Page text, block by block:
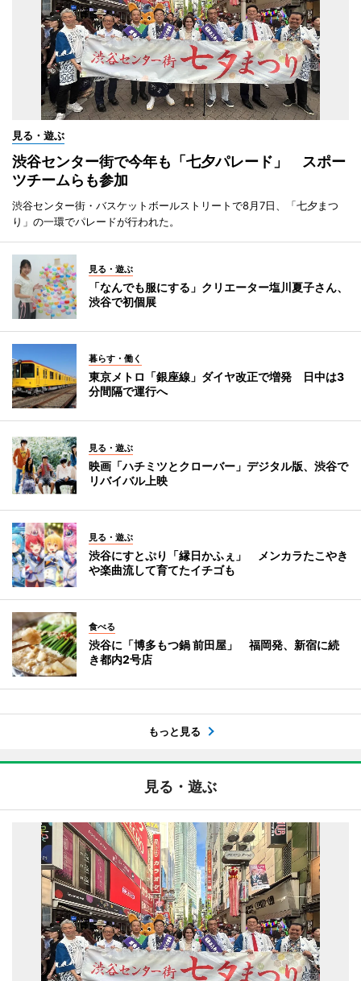
見る・遊ぶ
渋谷センター街で今年も「七夕パレード」 スポー
ツチームらも参加
渋谷センター街・バスケットボールストリートで8月7日、「七夕まつ
り」の一環でパレードが行われた。
見る・遊ぶ
「なんでも服にする」クリエーター塩川夏子さん、
渋谷で初個展
暮らす・働く
東京メトロ「銀座線」ダイヤ改正で増発 日中は3
分間隔で運行へ
見る・遊ぶ
映画「ハチミツとクローバー」デジタル版、渋谷で
リバイバル上映
見る・遊ぶ
渋谷にすとぷり「縁日かふぇ」 メンカラたこやき
や楽曲流して育てたイチゴも
食べる
渋谷に「博多もつ鍋 前田屋」 福岡発、新宿に続
き都内2号店
もっと見る
見る・遊ぶ